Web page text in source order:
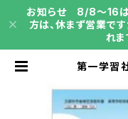
お知らせ 8/8～16は
方は、休まず営業で
れま
第一学習
体704］
020761
L SKU：